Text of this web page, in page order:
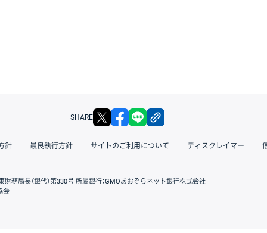
SHARE X facebook
針 最良執行方針 サイトのご利用について ディスクレイマー
務局長（銀代）第330号 所属銀行：GMOあおぞらネット銀行株式会社
会